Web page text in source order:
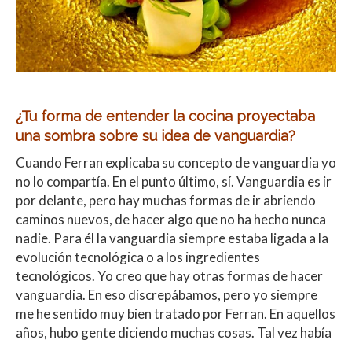
¿Tu forma de entender la cocina proyectaba
una sombra sobre su idea de vanguardia?
Cuando Ferran explicaba su concepto de vanguardia yo
no lo compartía. En el punto último, sí. Vanguardia es ir
por delante, pero hay muchas formas de ir abriendo
caminos nuevos, de hacer algo que no ha hecho nunca
nadie. Para él la vanguardia siempre estaba ligada a la
evolución tecnológica o a los ingredientes
tecnológicos. Yo creo que hay otras formas de hacer
vanguardia. En eso discrepábamos, pero yo siempre
me he sentido muy bien tratado por Ferran. En aquellos
años, hubo gente diciendo muchas cosas. Tal vez había